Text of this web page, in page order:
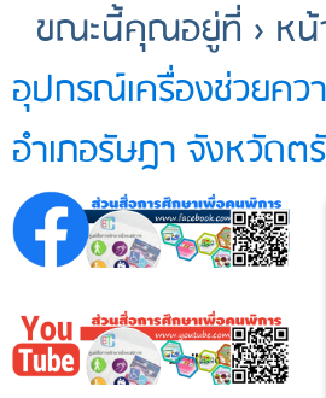
ขณะนี้คุณอยู่ที่ › ห
อุปกรณ์เครื่องช่วยค
อำเภอรัษฎา จังหวัดต